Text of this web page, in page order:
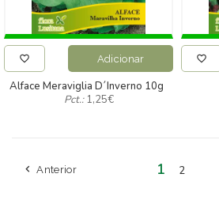
Adicionar
Alface Meraviglia D´inverno 10g
Pct.:1,25€
Anterior 1 2